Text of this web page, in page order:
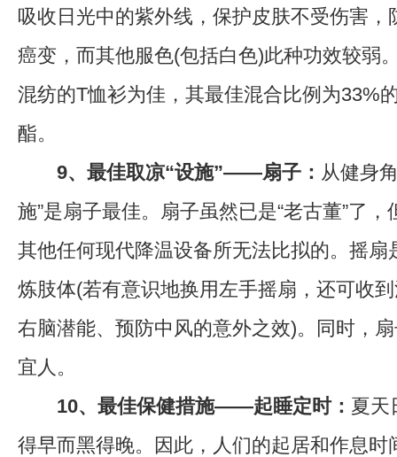
吸收日光中的紫外线，保护皮肤不受伤害，
癌变，而其他服色(包括白色)此种功效较弱
混纺的T恤衫为佳，其最佳混合比例为33%
酯。
9、最佳取凉“设施”——扇子： 从健身
施”是扇子最佳。扇子虽然已是“老古董”了
其他任何现代降温设备所无法比拟的。摇扇
炼肢体(若有意识地换用左手摇扇，还可收
右脑潜能、预防中风的意外之效)。同时，
宜人。
10、最佳保健措施——起睡定时： 夏天
得早而黑得晚。因此，人们的起居和作息时